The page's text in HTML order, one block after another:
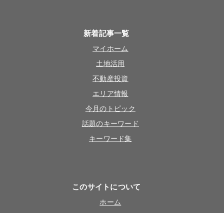
新着記事一覧
マイホーム
土地活用
不動産投資
エリア情報
今月のトピック
話題のキーワード
キーワード集
このサイトについて
ホーム